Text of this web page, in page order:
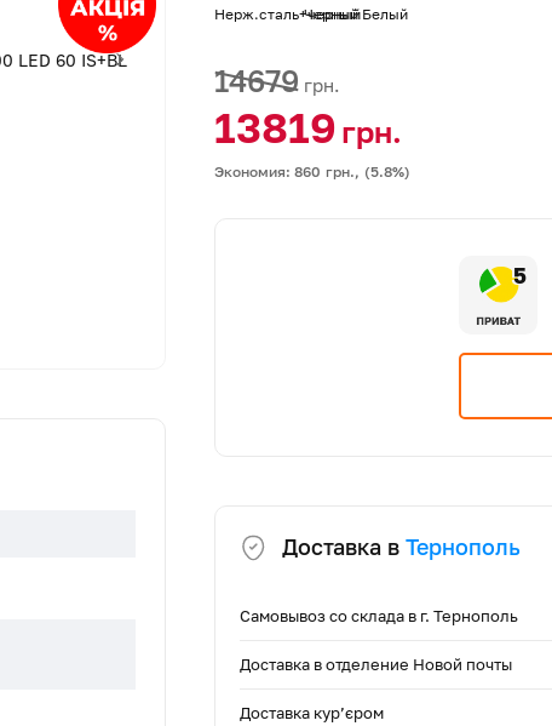
Нерж.сталь+черный
Черный Белый
14679 грн.
13819грн.
Экономия: 860 грн., (5.8%)
5
Доставка в Тернополь
Самовывоз со склада в г. Тернополь
Доставка в отделение Новой почты
Доставка кур’єром